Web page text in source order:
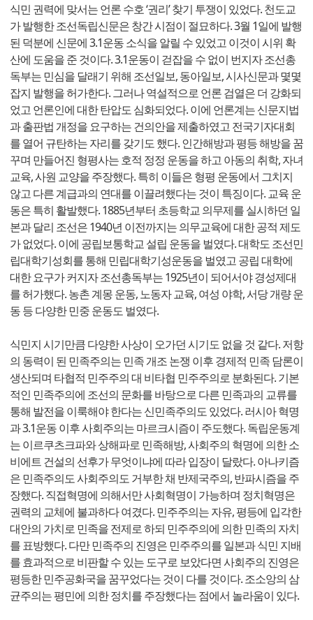
식민 권력에 맞서는 언론 수호 ‘권리’ 찾기 투쟁이 있었다. 천도교
가 발행한 조선독립신문은 창간 시점이 절묘하다. 3월 1일에 발행
된 덕분에 신문에 3.1운동 소식을 알릴 수 있었고 이것이 시위 확
산에 도움을 준 것이다. 3.1운동이 걷잡을 수 없이 번지자 조선총
독부는 민심을 달래기 위해 조선일보, 동아일보, 시사신문과 몇몇
잡지 발행을 허가한다. 그러나 역설적으로 언론 검열은 더 강화되
었고 언론인에 대한 탄압도 심화되었다. 이에 언론계는 신문지법
과 출판법 개정을 요구하는 건의안을 제출하였고 전국기자대회
를 열어 규탄하는 자리를 갖기도 했다. 인간해방과 평등 해방을 꿈
꾸며 만들어진 형평사는 호적 정정 운동을 하고 아동의 취학, 자녀
교육, 사원 교양을 주장했다. 특히 이들은 형평 운동에서 그치지
않고 다른 계급과의 연대를 이끌려했다는 것이 특징이다. 교육 운
동은 특히 활발했다. 1885년부터 초등학교 의무제를 실시하던 일
본과 달리 조선은 1940년 이전까지는 의무교육에 대한 공적 제도
가 없었다. 이에 공립보통학교 설립 운동을 벌였다. 대학도 조선민
립대학기성회를 통해 민립대학기성운동을 벌였고 공립 대학에
대한 요구가 커지자 조선총독부는 1925년이 되어서야 경성제대
를 허가했다. 농촌 계몽 운동, 노동자 교육, 여성 야학, 서당 개량 운
동 등 다양한 민중 운동도 벌였다.
식민지 시기만큼 다양한 사상이 오가던 시기도 없을 것 같다. 저항
의 동력이 된 민족주의는 민족 개조 논쟁 이후 경제적 민족 담론이
생산되며 타협적 민주주의 대 비타협 민주주의로 분화된다. 기본
적인 민족주의에 조선의 문화를 바탕으로 다른 민족과의 교류를
통해 발전을 이룩해야 한다는 신민족주의도 있었다. 러시아 혁명
과 3.1운동 이후 사회주의는 마르크시즘이 주도했다. 독립운동계
는 이르쿠츠크파와 상해파로 민족해방, 사회주의 혁명에 의한 소
비에트 건설의 선후가 무엇이냐에 따라 입장이 달랐다. 아나키즘
은 민족주의도 사회주의도 거부한 채 반제국주의, 반파시즘을 주
장했다. 직접혁명에 의해서만 사회혁명이 가능하며 정치혁명은
권력의 교체에 불과하다 여겼다. 민주주의는 자유, 평등에 입각한
대안의 가치로 민족을 전제로 하되 민주주의에 의한 민족의 자치
를 표방했다. 다만 민족주의 진영은 민주주의를 일본과 식민 지배
를 효과적으로 비판할 수 있는 도구로 보았다면 사회주의 진영은
평등한 민주공화국을 꿈꾸었다는 것이 다를 것이다. 조소앙의 삼
균주의는 평민에 의한 정치를 주장했다는 점에서 놀라움이 있다.